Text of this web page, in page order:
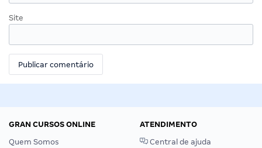
Site
GRAN CURSOS ONLINE
Quem Somos
ATENDIMENTO
Central de ajuda